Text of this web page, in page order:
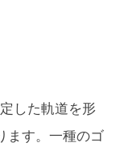
した軌道を形
ます。一種のゴ